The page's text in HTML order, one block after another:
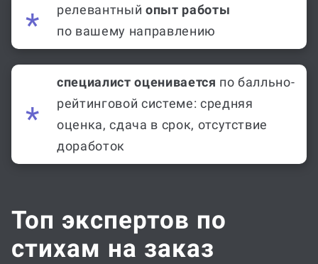
релевантный опыт работы
по вашему направлению
специалист оценивается по балльно-
рейтинговой системе: средняя
оценка, сдача в срок, отсутствие
доработок
Топ экспертов по
стихам на заказ